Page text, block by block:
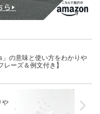
」の意味と使い方をわかりや
レーズ＆例文付き】
や